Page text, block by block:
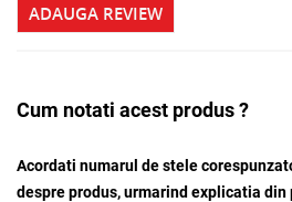
ADAUGA REVIEW
Cum notati acest produs ?
Acordati numarul de stele
despre produs, urmarind explicatia din